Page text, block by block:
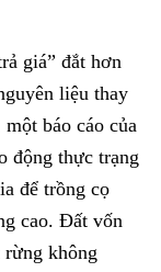
giá” đắt hơn
liệu thay
báo cáo của
động thực trạng
để trồng cọ
cao. Đất vốn
không